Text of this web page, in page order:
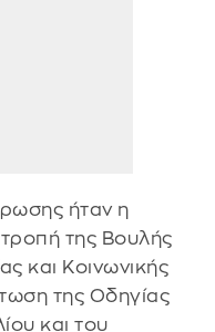
ήταν η
της Βουλής
και Κοινωνικής
της Οδηγίας
και του